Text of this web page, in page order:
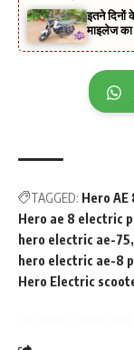
इतने
माइलेज
TAGGED: Hero
Hero ae 8 electric
hero electric ae-75
hero electric ae-8
Hero Electric